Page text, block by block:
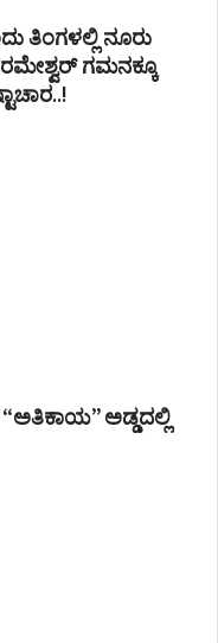
ತಿಂಗಳಲ್ಲಿ ನೂರು
ಗಮನಕ್ಕೂ
ಅಡ್ಡದಲ್ಲಿ